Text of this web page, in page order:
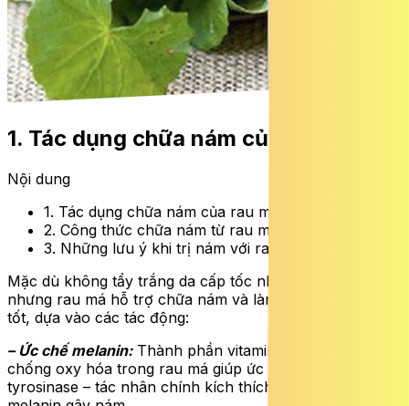
1. Tác dụng chữa nám của rau má
Nội dung
1. Tác dụng chữa nám của rau má
2. Công thức chữa nám từ rau má
3. Những lưu ý khi trị nám với rau má
Mặc dù không tẩy trắng da cấp tốc như hóa chất,
nhưng rau má hỗ trợ chữa nám và làm đều màu da rất
tốt, dựa vào các tác động:
– Ức chế melanin:Thành phần vitamin C và các chất
chống oxy hóa trong rau má giúp ức chế enzym
tyrosinase – tác nhân chính kích thích sản sinh hắc tố